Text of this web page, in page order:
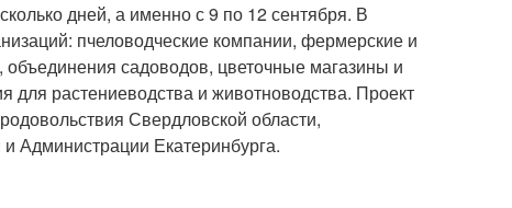
дней, а именно с 9 по 12 сентября. В
пчеловодческие компании, фермерские и
садоводов, цветочные магазины и
растениеводства и животноводства. Проект
Свердловской области,
Администрации Екатеринбурга.